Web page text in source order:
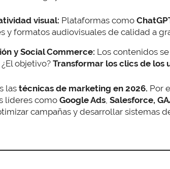
visual: Plataformas como
y formatos audiovisuales de calidad a
y Social Commerce: Los contenidos
¿El objetivo? Transformar los clics de los
las técnicas de marketing en 2026. Por
líderes comoGoogle Ads Salesforce,
campañas y desarrollar sistemas